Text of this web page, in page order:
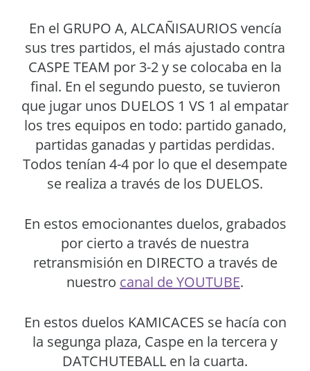
En el GRUPO A, ALCAÑISAURIOS vencía
sus tres partidos, el más ajustado contra
CASPE TEAM por 3-2 y se colocaba en la
final. En el segundo puesto, se tuvieron
que jugar unos DUELOS 1 VS 1 al empatar
los tres equipos en todo: partido ganado,
partidas ganadas y partidas perdidas.
Todos tenían 4-4 por lo que el desempate
se realiza a través de los DUELOS.
En estos emocionantes duelos, grabados
por cierto a través de nuestra
retransmisión en DIRECTO a través de
nuestro canal de YOUTUBE.
En estos duelos KAMICACES se hacía con
la segunga plaza, Caspe en la tercera y
DATCHUTEBALL en la cuarta.